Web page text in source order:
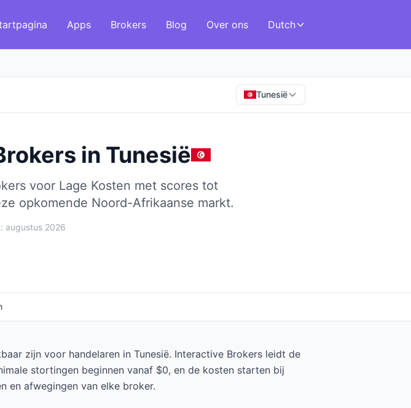
Apps Brokers Blog Over ons Dutch
Tunesië
in Tunesië
voor Lage Kosten met scores tot
opkomende Noord-Afrikaanse markt.
augustus 2026
zijn voor handelaren in Tunesië. Interactive Brokers leidt de
stortingen beginnen vanaf $0, en de kosten starten bij
en afwegingen van elke broker.